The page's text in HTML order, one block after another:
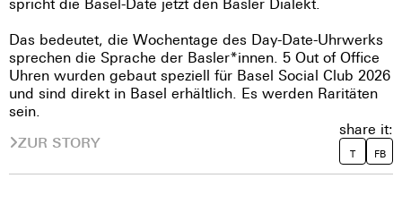
spricht die Basel-Date jetzt den Basler Dialekt.
Das bedeutet, die Wochentage des Day-Date-Uhrwerks
sprechen die Sprache der Basler*innen. 5 Out of Office
Uhren wurden gebaut speziell für Basel Social Club 2026
und sind direkt in Basel erhältlich. Es werden Raritäten
sein.
ZUR STORY
share it:
T FB